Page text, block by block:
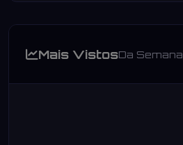
Mais VistosDa Semana